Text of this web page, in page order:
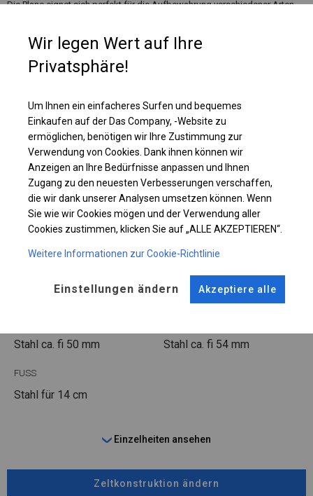
Die Plane eignet sich perfekt für die Aufbewahrung verschiedener Arten
Wenn sich in der Nähe des Lagerplatzes, an dem Sie das Zelt aufstellen
möchten, Feuerquellen befinden, lohnt es sich, über ein feuerfestes
Lagerzelt nachzudenken, in dem Sie Ihre Materialien sicher aufbewahren
Einzelheiten ansehen
Plane ändern
Stahl ca. fi 50 mm Stahl ca. fi 54 mm
FUSS
Stahl für 14 cm
Einzelheiten ansehen
Zeltkonstruktion ändern
Wir legen Wert auf Ihre
Privatsphäre!
Um Ihnen ein einfacheres Surfen und bequemes
Einkaufen auf der Das Company, -Website zu
ermöglichen, benötigen wir Ihre Zustimmung zur
Verwendung von Cookies. Dank ihnen können wir
Anzeigen an Ihre Bedürfnisse anpassen und Ihnen
Zugang zu den neuesten Verbesserungen verschaffen,
die wir dank unserer Analysen umsetzen können. Wenn
Sie wie wir Cookies mögen und der Verwendung aller
Cookies zustimmen, klicken Sie auf „ALLE AKZEPTIEREN“.
Weitere Informationen zur Cookie-Richtlinie
Einstellungen ändern Akzeptiere alle